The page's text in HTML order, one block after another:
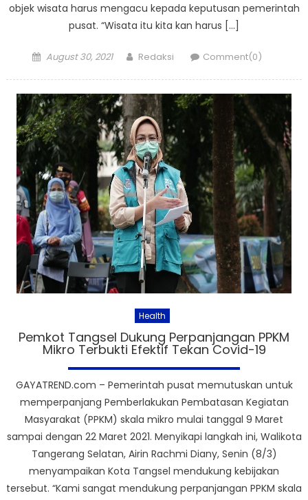
objek wisata harus mengacu kepada keputusan pemerintah
pusat. “Wisata itu kita kan harus […]
Posted
August 30, 2021 Author
Redaksi Comment(0)
Health
Pemkot Tangsel Dukung Perpanjangan PPKM
Mikro Terbukti Efektif Tekan Covid-19
GAYATREND.com – Pemerintah pusat memutuskan untuk
memperpanjang Pemberlakukan Pembatasan Kegiatan
Masyarakat (PPKM) skala mikro mulai tanggal 9 Maret
sampai dengan 22 Maret 2021. Menyikapi langkah ini, Walikota
Tangerang Selatan, Airin Rachmi Diany, Senin (8/3)
menyampaikan Kota Tangsel mendukung kebijakan
tersebut. “Kami sangat mendukung perpanjangan PPKM skala